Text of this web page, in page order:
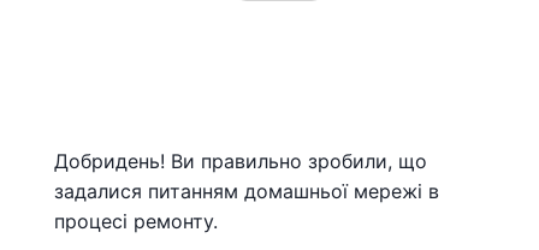
Добридень! Ви правильно зробили, що
задалися питанням домашньої мережі в
процесі ремонту.